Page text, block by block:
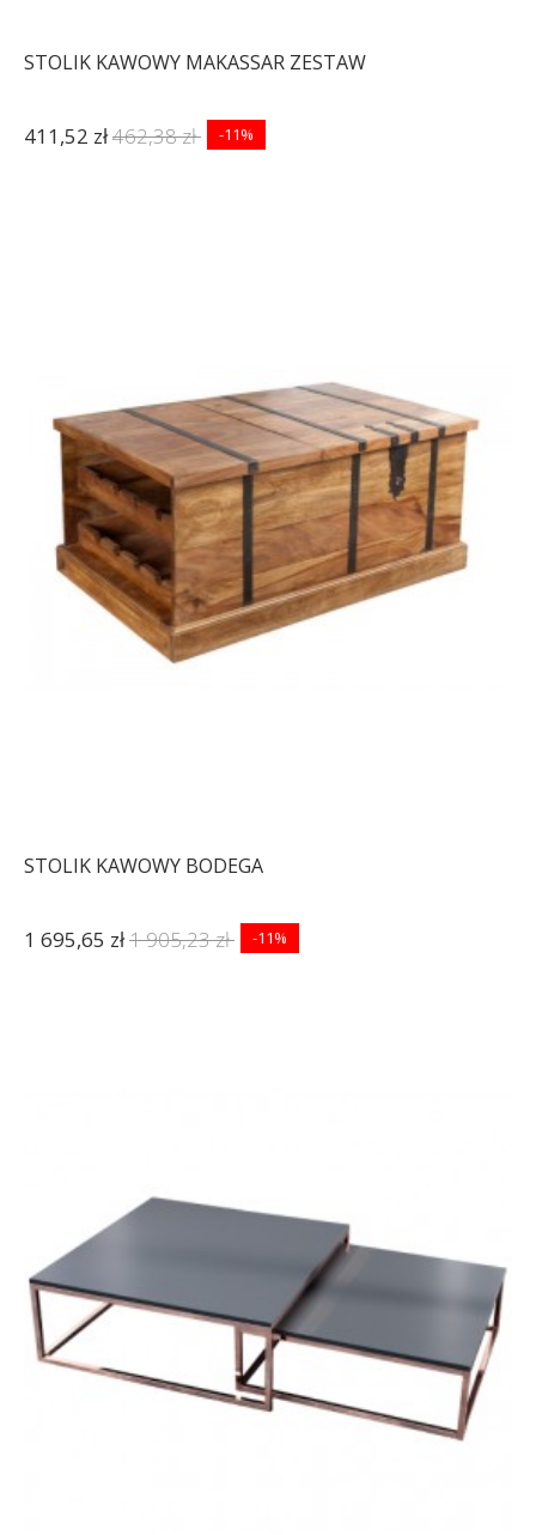
STOLIK KAWOWY MAKASSAR ZESTAW
411,52 zł462,38 zł -11%
STOLIK KAWOWY BODEGA
1 695,65 zł1 905,23 zł -11%